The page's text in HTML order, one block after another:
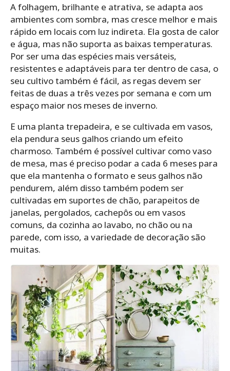
A folhagem, brilhante e atrativa, se adapta aos
ambientes com sombra, mas cresce melhor e mais
rápido em locais com luz indireta. Ela gosta de calor
e água, mas não suporta as baixas temperaturas.
Por ser uma das espécies mais versáteis,
resistentes e adaptáveis para ter dentro de casa, o
seu cultivo também é fácil, as regas devem ser
feitas de duas a três vezes por semana e com um
espaço maior nos meses de inverno.
E uma planta trepadeira, e se cultivada em vasos,
ela pendura seus galhos criando um efeito
charmoso. Também é possível cultivar como vaso
de mesa, mas é preciso podar a cada 6 meses para
que ela mantenha o formato e seus galhos não
pendurem, além disso também podem ser
cultivadas em suportes de chão, parapeitos de
janelas, pergolados, cachepôs ou em vasos
comuns, da cozinha ao lavabo, no chão ou na
parede, com isso, a variedade de decoração são
muitas.